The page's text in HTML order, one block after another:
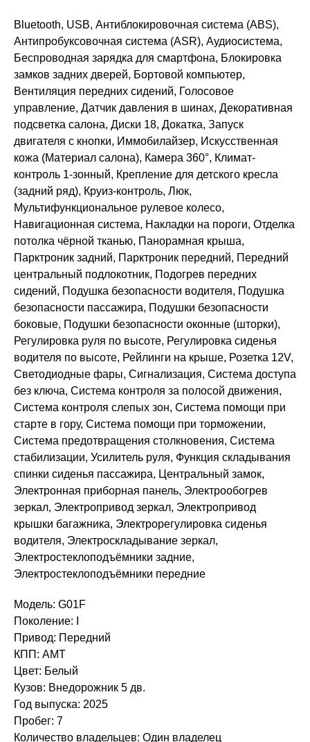
Bluetooth, USB, Антиблокировочная система (ABS),
Антипробуксовочная система (ASR), Аудиосистема,
Беспроводная зарядка для смартфона, Блокировка
замков задних дверей, Бортовой компьютер,
Вентиляция передних сидений, Голосовое
управление, Датчик давления в шинах, Декоративная
подсветка салона, Диски 18, Докатка, Запуск
двигателя с кнопки, Иммобилайзер, Искусственная
кожа (Материал салона), Камера 360°, Климат-
контроль 1-зонный, Крепление для детского кресла
(задний ряд), Круиз-контроль, Люк,
Мультифункциональное рулевое колесо,
Навигационная система, Накладки на пороги, Отделка
потолка чёрной тканью, Панорамная крыша,
Парктроник задний, Парктроник передний, Передний
центральный подлокотник, Подогрев передних
сидений, Подушка безопасности водителя, Подушка
безопасности пассажира, Подушки безопасности
боковые, Подушки безопасности оконные (шторки),
Регулировка руля по высоте, Регулировка сиденья
водителя по высоте, Рейлинги на крыше, Розетка 12V,
Светодиодные фары, Сигнализация, Система доступа
без ключа, Система контроля за полосой движения,
Система контроля слепых зон, Система помощи при
старте в гору, Система помощи при торможении,
Система предотвращения столкновения, Система
стабилизации, Усилитель руля, Функция складывания
спинки сиденья пассажира, Центральный замок,
Электронная приборная панель, Электрообогрев
зеркал, Электропривод зеркал, Электропривод
крышки багажника, Электрорегулировка сиденья
водителя, Электроскладывание зеркал,
Электростеклоподъёмники задние,
Электростеклоподъёмники передние
Модель: G01F
Поколение: I
Привод: Передний
КПП: AMT
Цвет: Белый
Кузов: Внедорожник 5 дв.
Год выпуска: 2025
Пробег: 7
Количество владельцев: Один владелец